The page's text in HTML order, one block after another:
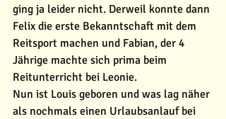
ging ja leider nicht. Derweil konnte dann
Felix die erste Bekanntschaft mit dem
Reitsport machen und Fabian, der 4
Jährige machte sich prima beim
Reitunterricht bei Leonie.
Nun ist Louis geboren und was lag näher
als nochmals einen Urlaubsanlauf bei